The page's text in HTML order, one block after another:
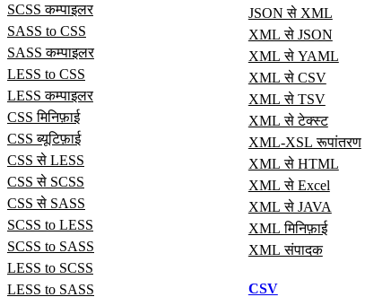
SCSS कम्पाइलर
SASS to CSS
SASS कम्पाइलर
LESS to CSS
LESS कम्पाइलर
CSS मिनिफ़ाई
CSS ब्यूटिफ़ाई
CSS से LESS
CSS से SCSS
CSS से SASS
SCSS to LESS
SCSS to SASS
LESS to SCSS
LESS to SASS
JSON से XML
XML से JSON
XML से YAML
XML से CSV
XML से TSV
XML से टेक्स्ट
XML-XSL रूपांतरण
XML से HTML
XML से Excel
XML से JAVA
XML मिनिफ़ाई
XML संपादक
CSV